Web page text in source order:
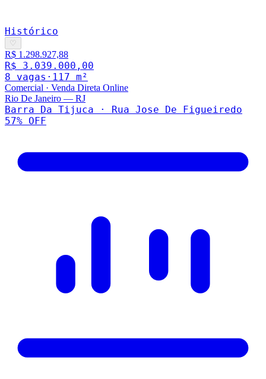
Histórico
♡
R$ 1.298.927,88
R$ 3.039.000,00
8 vagas · 117 m²
Comercial · Venda Direta Online
Rio De Janeiro — RJ
Barra Da Tijuca · Rua Jose De Figueiredo
57% OFF